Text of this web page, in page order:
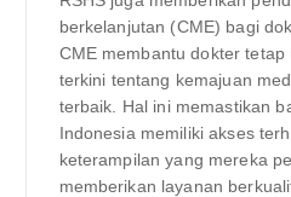
berkelanjutan (CME) bagi
CME membantu dokter
terkini tentang kemajuan
terbaik. Hal ini memastikan
Indonesia memiliki akses
keterampilan yang mereka
memberikan layanan